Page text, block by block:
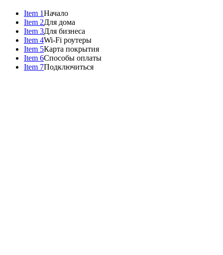
Item 1Начало
Item 2Для дома
Item 3Для бизнеса
Item 4Wi-Fi роутеры
Item 5Карта покрытия
Item 6Способы оплаты
Item 7Подключиться